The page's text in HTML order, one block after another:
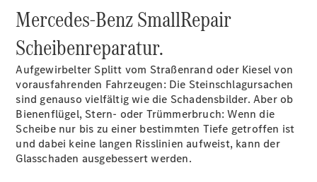
Highlights
Privatkunden
Leasing
Gewerbekunden
Finanzierung
Privatkunden
Finanzierung
Gewerbekunden
Mercedes-
Mercedes-Benz SmallRepair
Scheibenreparatur.
Aufgewirbelter Splitt vom Straßenrand oder Kiesel von
vorausfahrenden Fahrzeugen: Die Steinschlagursachen
sind genauso vielfältig wie die Schadensbilder. Aber ob
Bienenflügel, Stern- oder Trümmerbruch: Wenn die
Scheibe nur bis zu einer bestimmten Tiefe getroffen ist
und dabei keine langen Risslinien aufweist, kann der
Glasschaden ausgebessert werden.